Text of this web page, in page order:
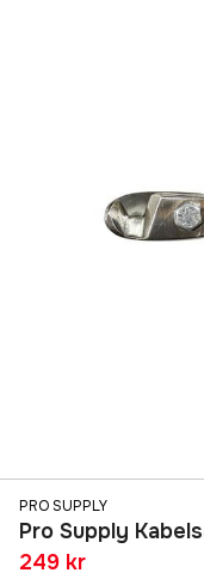
PRO SUPPLY
Pro Supply
249 kr